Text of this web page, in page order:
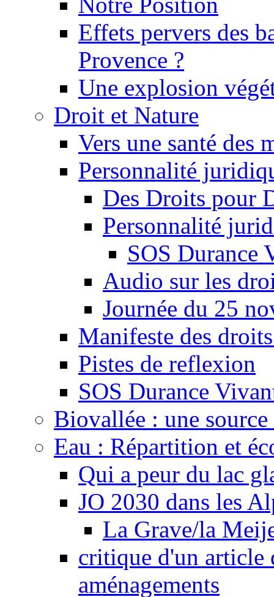
Effets pervers des
Provence ?
Une explosion
Droit et Nature
Vers une santé des
Personnalité
Des Droits pour
Personnalité
SOS Durance
Audio sur les
Journée du 25
Manifeste des
Pistes de reflexion
SOS Durance
Biovallée : une
Eau : Répartition et
Qui a peur du lac
JO 2030 dans les
La Grave/la
critique d'un article
aménagements